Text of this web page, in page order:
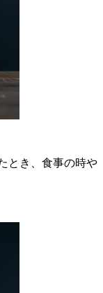
とき、食事の時や